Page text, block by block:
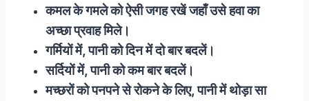
कमल के गमले को ऐसी जगह रखें जहाँ उसे हवा का
अच्छा प्रवाह मिले।
गर्मियों में, पानी को दिन में दो बार बदलें।
सर्दियों में, पानी को कम बार बदलें।
मच्छरों को पनपने से रोकने के लिए, पानी में थोड़ा सा